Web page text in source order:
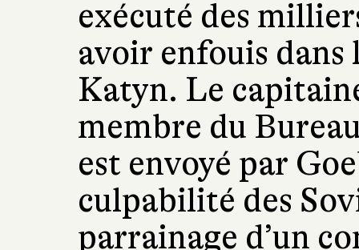
exécuté des
avoir enfouis
Katyn. Le
membre du
est envoyé par
culpabilité des
parrainage d’un